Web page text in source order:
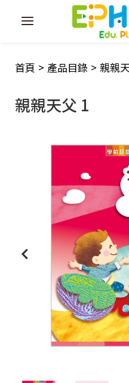
首頁 > 產品目錄 > 親親
親親天父 1